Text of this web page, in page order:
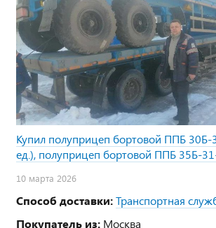
Купил полуприцеп бортовой ППБ 30Б-
ед.), полуприцеп бортовой ППБ 35Б-
10 марта 2026
Способ доставки:Транспортная
Покупатель из: Москва